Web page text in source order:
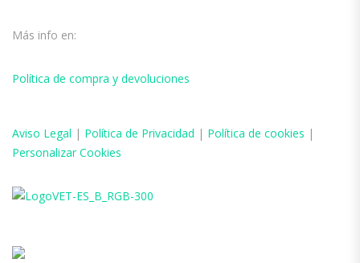
Más info en:
Política de compra y devoluciones
Aviso Legal | Política de Privacidad | Política de cookies |
Personalizar Cookies